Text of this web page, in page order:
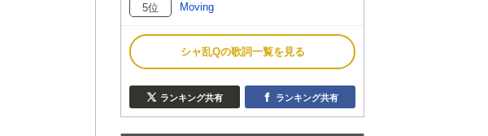
5位 Moving
シャ乱Qの歌詞一覧を見る
ランキング共有 ランキング共有